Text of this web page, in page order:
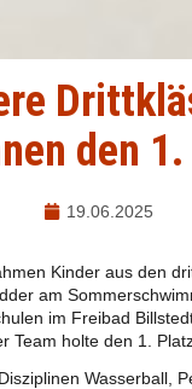
den
19.06.2025
Kinder aus den
am
im Freibad
Team holte den 1.
Wasserball,